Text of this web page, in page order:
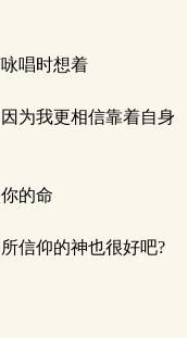
唱时想着
为我更相信靠着自身
的命
信仰的神也很好吧?